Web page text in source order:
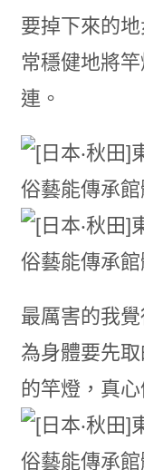
要掉下來的
常穩健地將
連。
最厲害的我
為身體要先
的竿燈，真